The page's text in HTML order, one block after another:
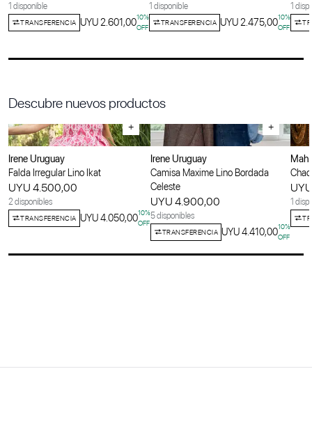
1 disponible
TRANSFERENCIA UYU 2.601,0010%
OFF
1 disponible
TRANSFERENCIA UYU 2.475,0010%
OFF
1
Descubre nuevos productos
+
Irene Uruguay
Falda Irregular Lino Ikat
UYU 4.500,00
2 disponibles
TRANSFERENCIA UYU 4.050,0010%
OFF
+
Irene Uruguay
Camisa Maxime Lino Bordada
Celeste
UYU 4.900,00
5 disponibles
TRANSFERENCIA UYU 4.410,0010%
OFF
1